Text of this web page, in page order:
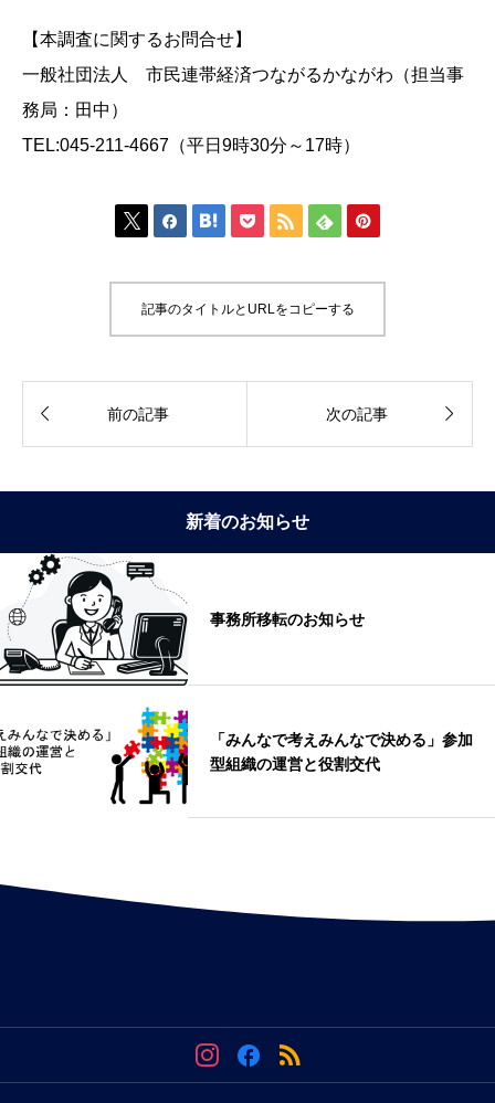
【本調査に関するお問合せ】
一般社団法人 市民連帯経済つながるかながわ（担当事
務局：田中）
TEL:045-211-4667（平日9時30分～17時）
      
記事のタイトルとURLをコピーする
 前の記事 次の記事 
新着のお知らせ
事務所移転のお知らせ
「みんなで考えみんなで決める」参加
型組織の運営と役割交代